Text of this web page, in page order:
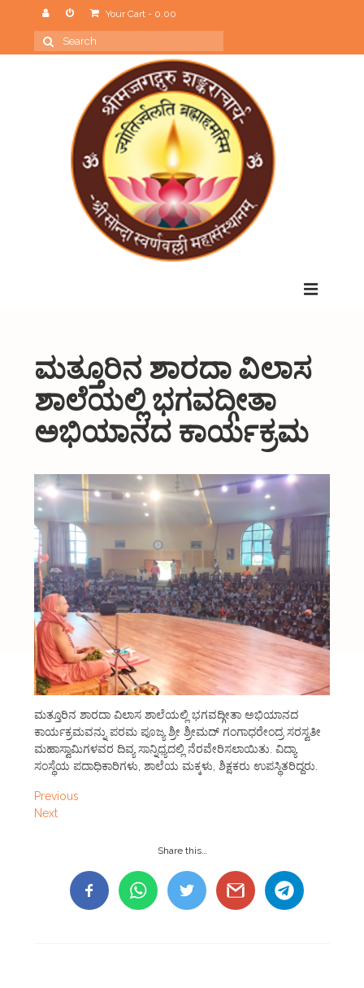
Your Cart- 0.00
Search
for:
About Us
Organizations
Initiatives
Gallery
Updates
Seva & Donation
Publications
Contact Us
ಮತ್ತೂರಿನ ಶಾರದಾ ವಿಲಾಸ
ಶಾಲೆಯಲ್ಲಿ ಭಗವದ್ಗೀತಾ
ಅಭಿಯಾನದ ಕಾರ್ಯಕ್ರಮ
ಮತ್ತೂರಿನ ಶಾರದಾ ವಿಲಾಸ ಶಾಲೆಯಲ್ಲಿ ಭಗವದ್ಗೀತಾ ಅಭಿಯಾನದ
ಕಾರ್ಯಕ್ರಮವನ್ನು ಪರಮ ಪೂಜ್ಯ ಶ್ರೀ ಶ್ರೀಮದ್ ಗಂಗಾಧರೇಂದ್ರ ಸರಸ್ವತೀ
ಮಹಾಸ್ವಾಮಿಗಳವರ ದಿವ್ಯ ಸಾನ್ನಿಧ್ಯದಲ್ಲಿ ನೆರವೇರಿಸಲಾಯಿತು. ವಿದ್ಯಾ
ಸಂಸ್ಥೆಯ ಪದಾಧಿಕಾರಿಗಳು, ಶಾಲೆಯ ಮಕ್ಕಳು, ಶಿಕ್ಷಕರು ಉಪಸ್ಥಿತರಿದ್ದರು.
Previous
Next
Share this…